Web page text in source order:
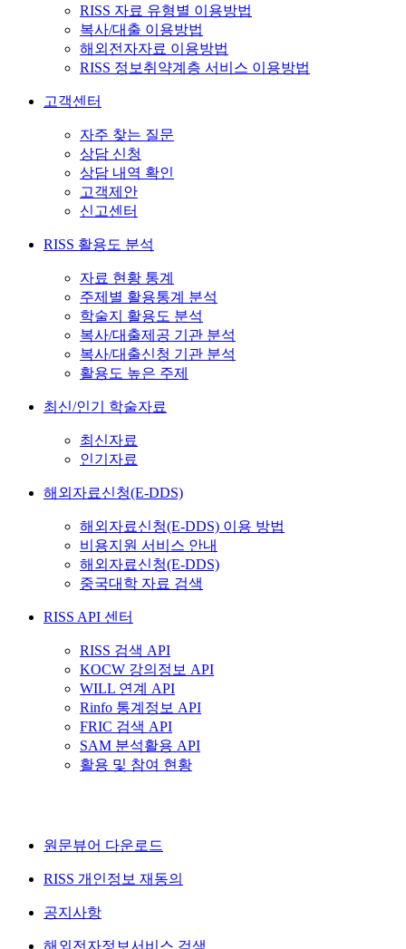
RISS 자료 유형별 이용방법
복사/대출 이용방법
해외전자자료 이용방법
RISS 정보취약계층 서비스 이용방법
고객센터
자주 찾는 질문
상담 신청
상담 내역 확인
고객제안
신고센터
RISS 활용도 분석
자료 현황 통계
주제별 활용통계 분석
학술지 활용도 분석
복사/대출제공 기관 분석
복사/대출신청 기관 분석
활용도 높은 주제
최신/인기 학술자료
최신자료
인기자료
해외자료신청(E-DDS)
해외자료신청(E-DDS) 이용 방법
비용지원 서비스 안내
해외자료신청(E-DDS)
중국대학 자료 검색
RISS API 센터
RISS 검색 API
KOCW 강의정보 API
WILL 연계 API
Rinfo 통계정보 API
FRIC 검색 API
SAM 분석활용 API
활용 및 참여 현황
원문뷰어 다운로드
RISS 개인정보 재동의
공지사항
해외전자정보서비스 검색